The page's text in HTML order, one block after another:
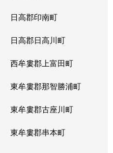
日高郡印南町
日高郡日高川町
西牟婁郡上富田町
東牟婁郡那智勝浦町
東牟婁郡古座川町
東牟婁郡串本町